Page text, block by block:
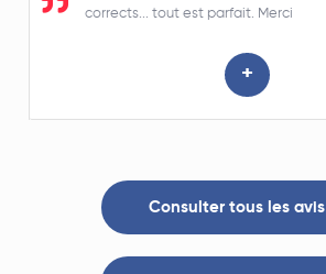
corrects... tout est parfait. Merci
+
Consulter tous les avis